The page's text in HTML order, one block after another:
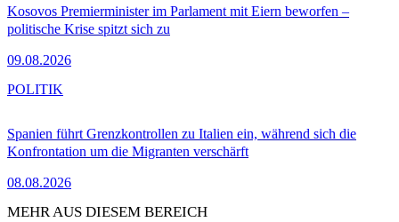
Kosovos Premierminister im Parlament mit Eiern beworfen –
politische Krise spitzt sich zu
09.08.2026
Spanien führt Grenzkontrollen zu Italien ein, während sich die
Konfrontation um die Migranten verschärft
08.08.2026
POLITIK
MEHR AUS DIESEM BEREICH